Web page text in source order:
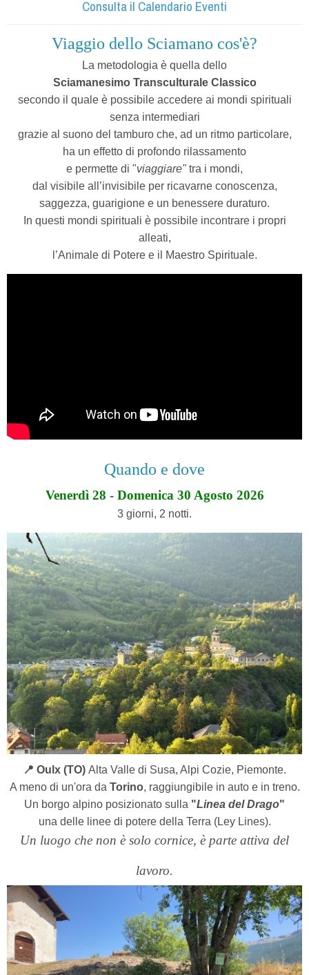
Consulta il Calendario Eventi
Viaggio dello Sciamano cos'è?
La metodologia è quella dello
Sciamanesimo Transculturale Classico
secondo il quale è possibile accedere ai mondi spirituali
senza intermediari
grazie al suono del tamburo che, ad un ritmo particolare,
ha un effetto di profondo rilassamento
e permette di "viaggiare"tra i mondi,
dal visibile all’invisibile per ricavarne conoscenza,
saggezza, guarigione e un benessere duraturo.
In questi mondi spirituali è possibile incontrare i propri
alleati,
l’Animale di Potere e il Maestro Spirituale.
Quando e dove
Venerdì 28 - Domenica 30 Agosto 2026
3 giorni, 2 notti.
📍 Oulx (TO) Alta Valle di Susa, Alpi Cozie, Piemonte.
A meno di un'ora da Torino, raggiungibile in auto e in treno.
Un borgo alpino posizionato sulla "Linea del Drago"
una delle linee di potere della Terra (Ley Lines).
Un luogo che non è solo cornice, è parte attiva del
lavoro.